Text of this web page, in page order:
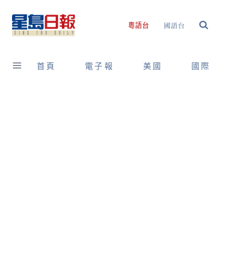
content
粵語台 國語台
首頁 電子報 美國 國際